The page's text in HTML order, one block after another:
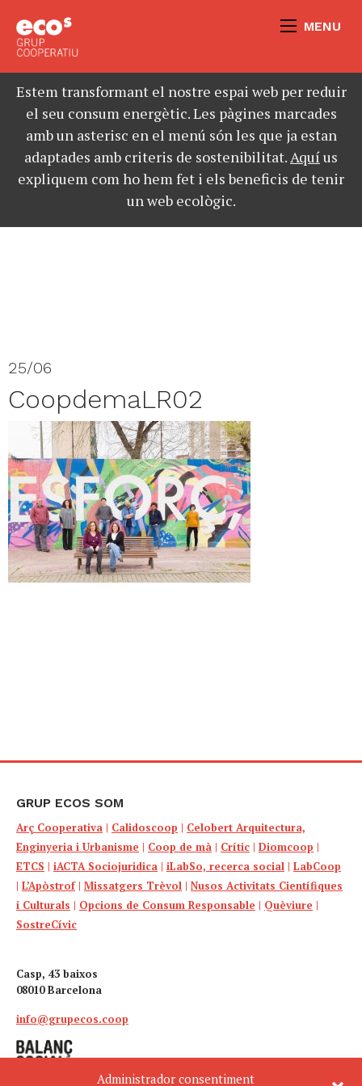
Administrador consentiment
MENU
Estem transformant el nostre espai web per reduir
el seu consum energètic. Les pàgines marcades
amb un asterisc en el menú són les que ja estan
adaptades amb criteris de sostenibilitat.Aquíus
expliquem com ho hem fet i els beneficis de tenir
un web ecològic.
25/06
CoopdemaLR02
GRUP ECOS SOM
Arç Cooperativa | Calidoscoop | Celobert Arquitectura,
Enginyeria i Urbanisme | Coop de mà | Crític | Diomcoop |
ETCS | iACTA Sociojuridica | iLabSo, recerca social | LabCoop
| L’Apòstrof| Missatgers Trèvol | Nusos Activitats Científiques
i Culturals | Opcions de Consum Responsable | Quèviure |
SostreCívic
Casp, 43 baixos
08010 Barcelona
info@grupecos.coop